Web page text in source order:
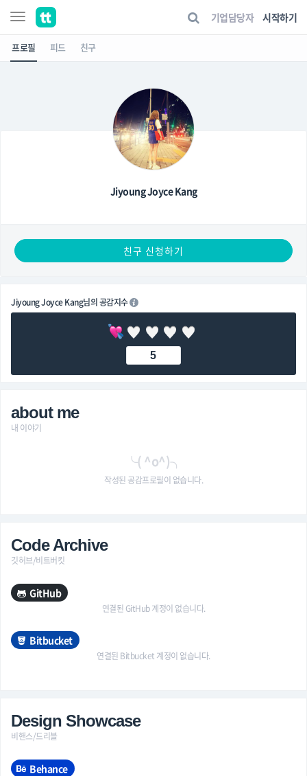
기업담당자 시작하기
프로필 피드 친구
Jiyoung Joyce Kang
친구 신청하기
Jiyoung Joyce Kang님의 공감지수
5
about me
내 이야기
╰( ^o^)╮
작성된 공감프로필이 없습니다.
Code Archive
깃허브/비트버킷
GitHub
연결된 GitHub 계정이 없습니다.
Bitbucket
연결된 Bitbucket 계정이 없습니다.
Design Showcase
비핸스/드리블
Behance